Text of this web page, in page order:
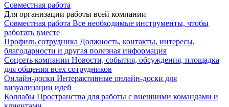
Совместная работа
Для организации работы всей компании
Совместная работа Все необходимые инструменты, чтобы
работать вместе
Профиль сотрудника Должность, контакты, интересы,
благодарности и другая полезная информация
Соцсеть компании Новости, события, обсуждения, площадка
для общения всех сотрудников
Онлайн-доски Интерактивные онлайн-доски для
визуализации идей
Коллабы Пространства для работы с внешними командами и